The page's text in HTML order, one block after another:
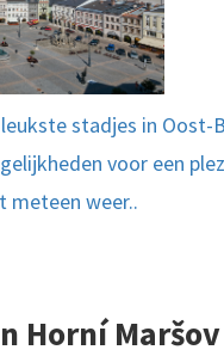
stadjes in
voor een
meteen weer..
Horní Maršov